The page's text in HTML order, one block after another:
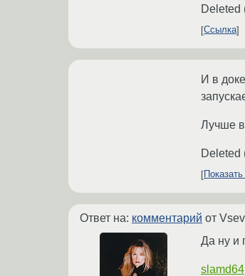
Deleted
Ссылка
И в
Лучше
Deleted
Ответ на: комментарий от
Да ну и
slamd64